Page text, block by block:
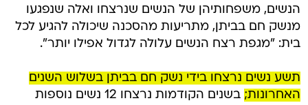
הנשים, משפחותיהן של הנשים שנרצחו ואלה שנפגעו
מנשק חם בביתן, מתריעות מהסכנה שיכולה להגיע לכל
בית: "מגפת רצח הנשים עלולה לגדול אפילו יותר".
תשע נשים נרצחו בידי נשק חם בביתן בשלוש השנים
האחרונות;
בשנים הקודמות נרצחו 12 נשים נוספות